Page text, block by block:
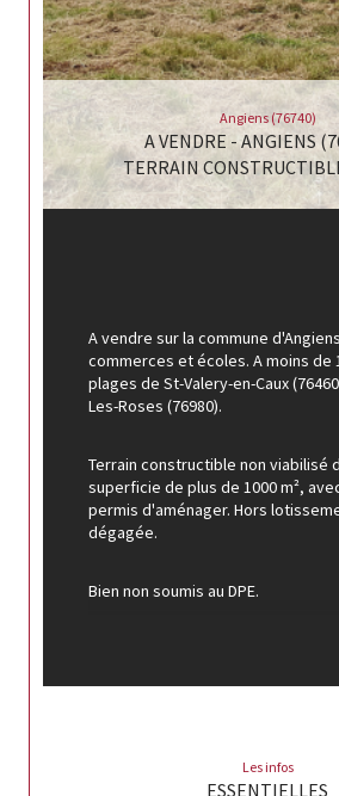
Angiens (76740)
A VENDRE - ANGIENS
TERRAIN
Les infos
ESSENTIELLES
A vendre sur la commune
commerces et écoles. A moins de
plages de St-Valery-en-Caux
Les-Roses (76980).
Terrain constructible non viabilisé
superficie de plus de 1000 m²,
permis d'aménager. Hors
dégagée.
Bien non soumis au DPE.
l’agence sont à la charge du
Conformément aux dispositions du